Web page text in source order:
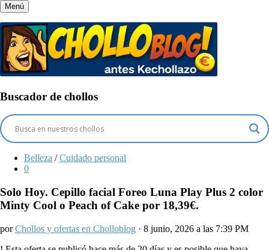
Menú
Buscador de chollos
Belleza / Cuidado personal
0
Solo Hoy. Cepillo facial Foreo Luna Play Plus 2 color
Minty Cool o Peach of Cake por 18,39€.
porChollos y ofertas en Cholloblog · 8 junio, 2026 a las 7:39 PM